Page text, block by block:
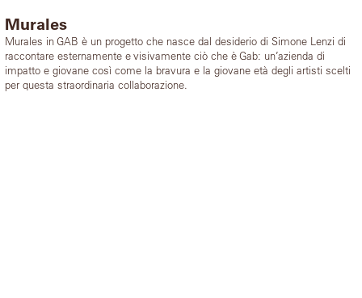
Murales
Murales in GAB è un progetto che nasce dal desiderio di Simone Lenzi di
raccontare esternamente e visivamente ciò che è Gab: un’azienda di
impatto e giovane così come la bravura e la giovane età degli artisti scelti
per questa straordinaria collaborazione.